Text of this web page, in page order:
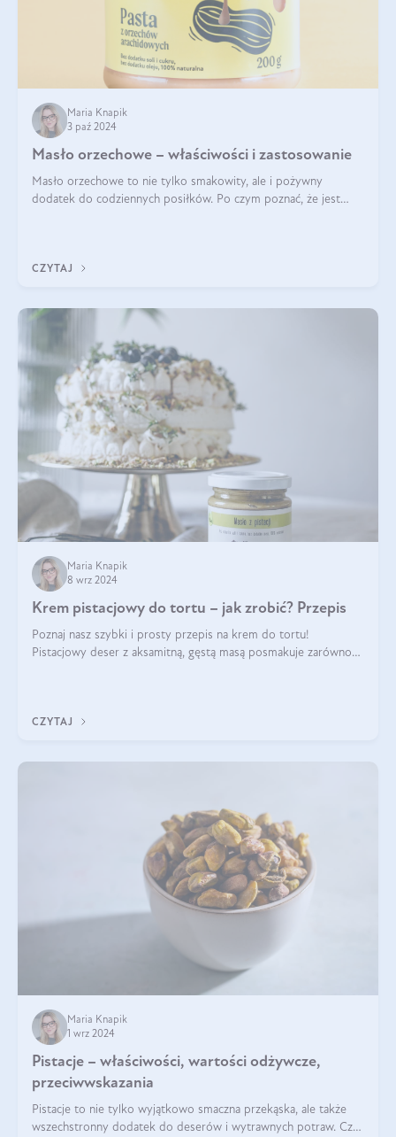
Maria Knapik
3 paź 2024
Masło orzechowe – właściwości i zastosowanie
Masło orzechowe to nie tylko smakowity, ale i pożywny
dodatek do codziennych posiłków. Po czym poznać, że jest
CZYTAJ
Maria Knapik
8 wrz 2024
Krem pistacjowy do tortu – jak zrobić? Przepis
Poznaj nasz szybki i prosty przepis na krem do tortu!
Pistacjowy deser z aksamitną, gęstą masą posmakuje zarówno
CZYTAJ
Maria Knapik
1 wrz 2024
Pistacje – właściwości, wartości odżywcze,
przeciwwskazania
Pistacje to nie tylko wyjątkowo smaczna przekąska, ale także
wszechstronny dodatek do deserów i wytrawnych potraw. Czy